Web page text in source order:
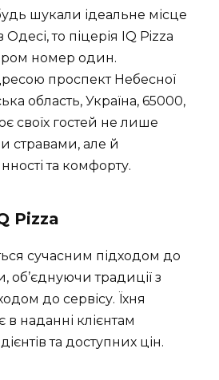
шукали ідеальне місце
то піцерія IQ Pizza
номер один.
проспект Небесної
область, Україна, 65000,
своїх гостей не лише
стравами, але й
та комфорту.
Pizza
сучасним підходом до
об’єднуючи традиції з
до сервісу. Їхня
в наданні клієнтам
та доступних цін.